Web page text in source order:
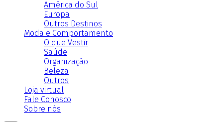
América do Sul
Europa
Outros Destinos
Moda e Comportamento
O que Vestir
Saúde
Organização
Beleza
Outros
Loja virtual
Fale Conosco
Sobre nós